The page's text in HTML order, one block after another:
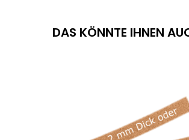
DAS KÖNNTE IHNEN